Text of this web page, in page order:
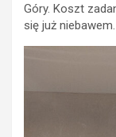
Góry. Koszt
się już niebawem.